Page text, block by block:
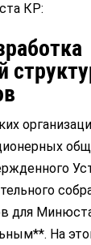
КР:
для
На